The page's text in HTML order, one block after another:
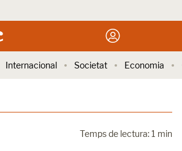
Internacional Societat Economia
Temps de lectura: 1 min